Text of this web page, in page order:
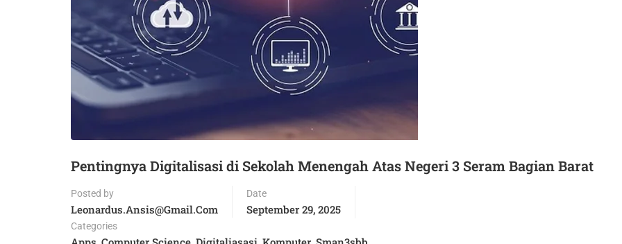
Pentingnya Digitalisasi di Sekolah Menengah Atas Negeri 3 Seram Bagian Barat
Posted by
Leonardus.ansis@gmail.com
Date
September 29, 2025
Categories